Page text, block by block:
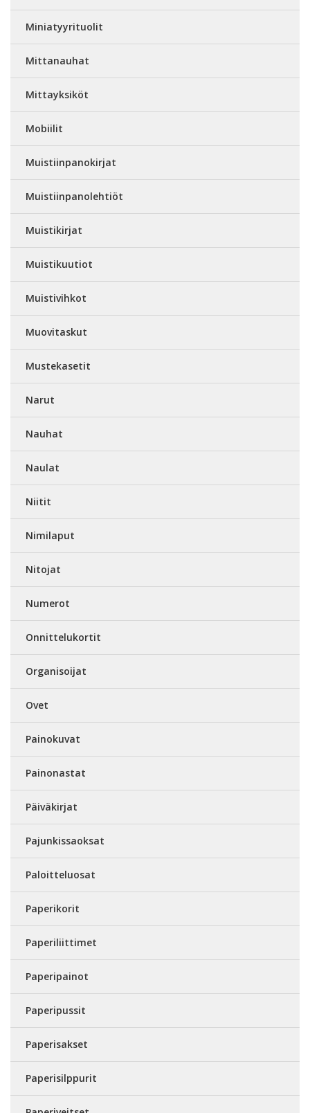
Miniatyyrituolit
Mittanauhat
Mittayksiköt
Mobiilit
Muistiinpanokirjat
Muistiinpanolehtiöt
Muistikirjat
Muistikuutiot
Muistivihkot
Muovitaskut
Mustekasetit
Narut
Nauhat
Naulat
Niitit
Nimilaput
Nitojat
Numerot
Onnittelukortit
Organisoijat
Ovet
Painokuvat
Painonastat
Päiväkirjat
Pajunkissaoksat
Paloitteluosat
Paperikorit
Paperiliittimet
Paperipainot
Paperipussit
Paperisakset
Paperisilppurit